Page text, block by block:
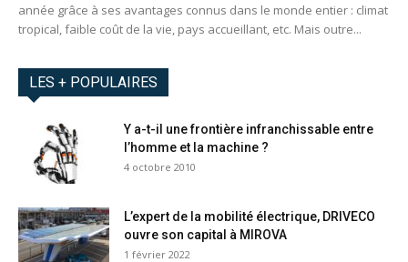
année grâce à ses avantages connus dans le monde entier : climat
tropical, faible coût de la vie, pays accueillant, etc. Mais outre...
LES + POPULAIRES
Y a-t-il une frontière infranchissable entre
l’homme et la machine ?
4 octobre 2010
L’expert de la mobilité électrique, DRIVECO
ouvre son capital à MIROVA
1 février 2022